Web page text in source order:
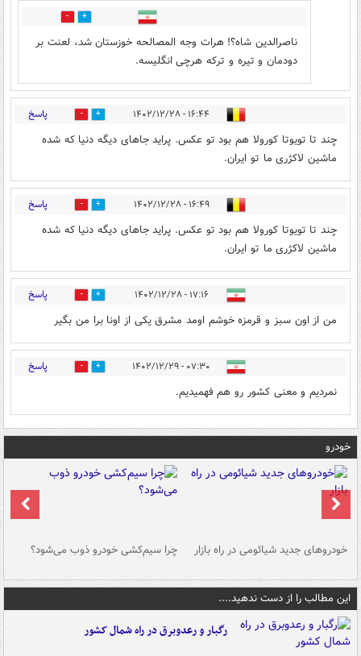
4
ناصرالدین شاه؟! هرات وجه المصالحه خوزستان شد، لعنت بر
دودمان و تیره و ترکه هرچی انگلیسه.
۱۶:۴۴ - ۱۴۰۲/۱۲/۲۸ 0 پاسخ
چند تا تویوتا کورولا هم بود تو عکس. پراید جاهای دیگه دنیا که شده
ماشین لاکژری ما تو ایران.
۱۶:۴۹ - ۱۴۰۲/۱۲/۲۸ 0 پاسخ
چند تا تویوتا کورولا هم بود تو عکس. پراید جاهای دیگه دنیا که شده
ماشین لاکژری ما تو ایران.
۱۷:۱۶ - ۱۴۰۲/۱۲/۲۸ 1 پاسخ
من از اون سبز و قرمزه خوشم اومد مشرق یکی از اونا برا من بگیر
۰۷:۳۰ - ۱۴۰۲/۱۲/۲۹ 0 پاسخ
نمردیم و معنی کشور رو هم فهمیدیم.
خودرو
خودروهای جدید شیائومی در راه بازار چرا سیم‌کشی خودرو ذوب می‌شود؟
این مطالب را از دست ندهید....
رگبار و رعدوبرق در راه شمال کشور